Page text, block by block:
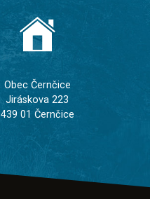
Obec Černčice
Jiráskova 223
439 01 Černčice